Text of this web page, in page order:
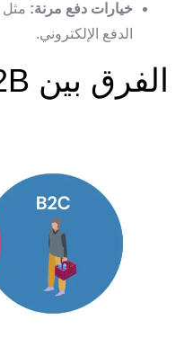
خيارات دفع مرنة: مثل
الدفع الإلكتروني.
الفرق بين B2B و B2C